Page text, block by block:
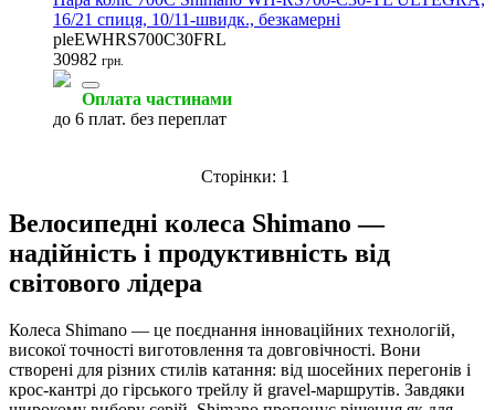
16/21 спиця, 10/11-швидк., безкамерні
pleEWHRS700C30FRL
30982 грн.
Оплата частинами
до 6 плат. без переплат
Сторінки: 1
Велосипедні колеса Shimano —
надійність і продуктивність від
світового лідера
Колеса Shimano — це поєднання інноваційних технологій,
високої точності виготовлення та довговічності. Вони
створені для різних стилів катання: від шосейних перегонів і
крос-кантрі до гірського трейлу й gravel-маршрутів. Завдяки